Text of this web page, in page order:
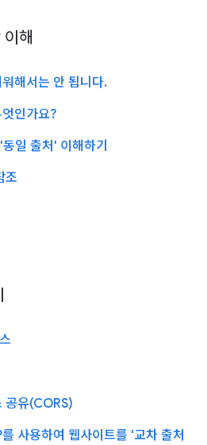
해
해서는 안 됩니다.
인가요?
일 출처' 이해하기
조
공유(CORS)
사용하여 웹사이트를 '교차 출처